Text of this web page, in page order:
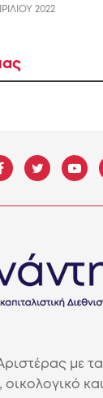
2022
με
οικολογικό